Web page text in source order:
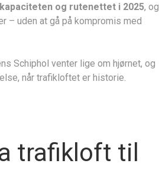
kapaciteten og rutenettet i 2025, og
– uden at gå på kompromis med
Schiphol venter lige om hjørnet, og
når trafikloftet er historie.
trafikloft til